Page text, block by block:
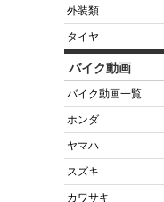
外装類
タイヤ
バイク動画
バイク動画一覧
ホンダ
ヤマハ
スズキ
カワサキ